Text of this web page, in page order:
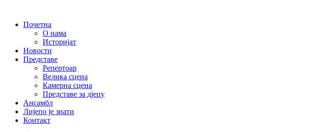
contentПочетна
О нама
Историјат
Новости
Представе
Репертоар
Велика сцена
Камерна сцена
Представе за дјецу
Ансамбл
Лијепо је знати
Контакт